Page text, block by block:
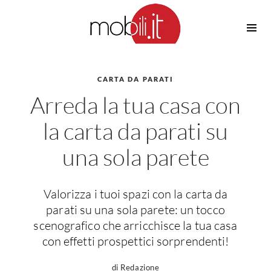
Cucine Design
Cucine Moderne
Cucine Country
Cucine Monoblocco
Attrezzature Interne
Elettrodomestici
Frigoriferi
Casette in Legno
Amaca
Ombrelloni
Pergole
Piante
Luce
CARTA DA PARATI
Arreda la tua casa con
la carta da parati su
una sola parete
Valorizza i tuoi spazi con la carta da
parati su una sola parete: un tocco
scenografico che arricchisce la tua casa
con effetti prospettici sorprendenti!
di Redazione